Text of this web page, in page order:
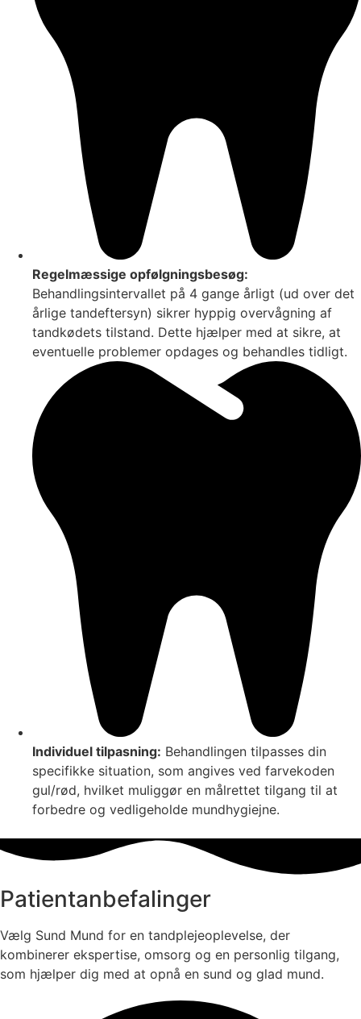
Regelmæssige opfølgningsbesøg:
Behandlingsintervallet på 4 gange årligt (ud over det
årlige tandeftersyn) sikrer hyppig overvågning af
tandkødets tilstand. Dette hjælper med at sikre, at
eventuelle problemer opdages og behandles tidligt.
Individuel tilpasning: Behandlingen tilpasses din
specifikke situation, som angives ved farvekoden
gul/rød, hvilket muliggør en målrettet tilgang til at
forbedre og vedligeholde mundhygiejne.
Patientanbefalinger
Vælg Sund Mund for en tandplejeoplevelse, der
kombinerer ekspertise, omsorg og en personlig tilgang,
som hjælper dig med at opnå en sund og glad mund.